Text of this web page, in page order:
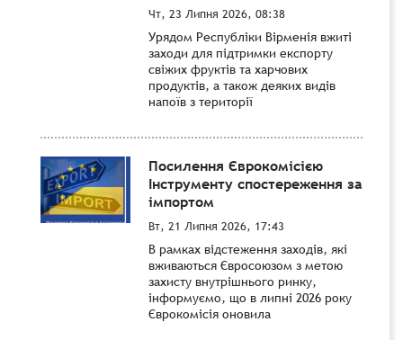
Чт, 23 Липня 2026, 08:38
Урядом Республіки Вірменія вжиті
заходи для підтримки експорту
свіжих фруктів та харчових
продуктів, а також деяких видів
напоїв з території
Посилення Єврокомісією
Інструменту спостереження за
імпортом
Вт, 21 Липня 2026, 17:43
В рамках відстеження заходів, які
вживаються Євросоюзом з метою
захисту внутрішнього ринку,
інформуємо, що в липні 2026 року
Єврокомісія оновила